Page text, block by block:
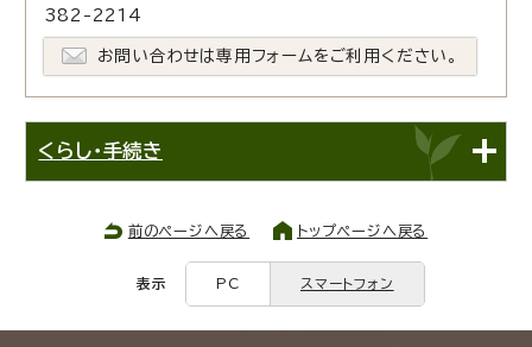
382-2214
お問い合わせは専用フォームをご利用ください。
くらし・手続き
前のページへ戻る トップページへ戻る
表示 PC スマートフォン